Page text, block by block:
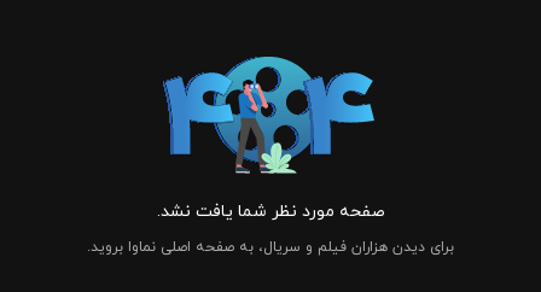
صفحه مورد نظر شما یافت نشد.
برای دیدن هزاران فیلم و سریال، به صفحه اصلی نماوا بروید.